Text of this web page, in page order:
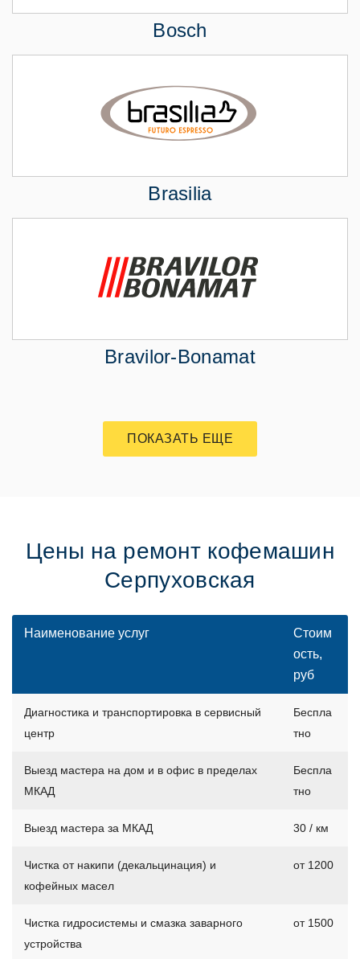
Bosch
Brasilia
Bravilor-Bonamat
ПОКАЗАТЬ ЕЩЕ
Цены на ремонт кофемашин
Серпуховская
Наименование услуг
Стоим
ость,
руб
Диагностика и транспортировка в сервисный
центр
Беспла
тно
Выезд мастера на дом и в офис в пределах
МКАД
Беспла
тно
Выезд мастера за МКАД 30 / км
Чистка от накипи (декальцинация) и
кофейных масел
от 1200
Чистка гидросистемы и смазка заварного
устройства
от 1500